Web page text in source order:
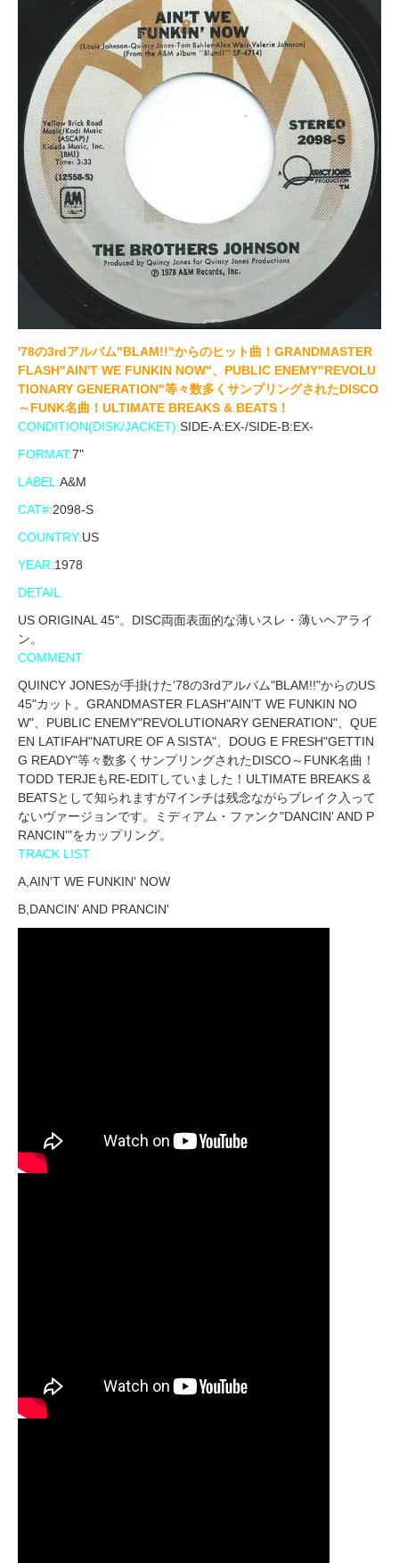
'78の3rdアルバム"BLAM!!"からのヒット曲！GRANDMASTER
FLASH"AIN'T WE FUNKIN NOW"、PUBLIC ENEMY"REVOLU
TIONARY GENERATION"等々数多くサンプリングされたDISCO
～FUNK名曲！ULTIMATE BREAKS & BEATS！
CONDITION(DISK/JACKET):SIDE-A:EX-/SIDE-B:EX-
FORMAT:7"
LABEL:A&M
CAT#:2098-S
COUNTRY:US
YEAR:1978
DETAIL
US ORIGINAL 45"。DISC両面表面的な薄いスレ・薄いヘアライ
ン。
COMMENT
QUINCY JONESが手掛けた'78の3rdアルバム"BLAM!!"からのUS
45"カット。GRANDMASTER FLASH"AIN'T WE FUNKIN NO
W"、PUBLIC ENEMY"REVOLUTIONARY GENERATION"、QUE
EN LATIFAH"NATURE OF A SISTA"、DOUG E FRESH"GETTIN
G READY"等々数多くサンプリングされたDISCO～FUNK名曲！
TODD TERJEもRE-EDITしていました！ULTIMATE BREAKS &
BEATSとして知られますが7インチは残念ながらブレイク入って
ないヴァージョンです。ミディアム・ファンク"DANCIN' AND P
RANCIN'"をカップリング。
TRACK LIST
A,AIN'T WE FUNKIN' NOW
B,DANCIN' AND PRANCIN'